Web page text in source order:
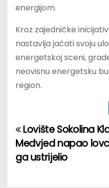
energijom.
Kroz zajedničke
nastavlja jačati svoju
energetskoj sceni,
neovisnu energetsku
region.
P
o
Lovište Sokolina
Medvjed napao
ga ustrijelio